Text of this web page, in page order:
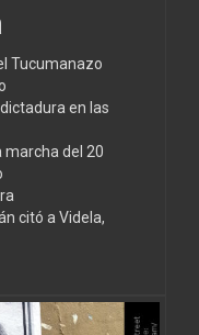
Tucumanazo
dictadura en las
marcha del 20
citó a Videla,